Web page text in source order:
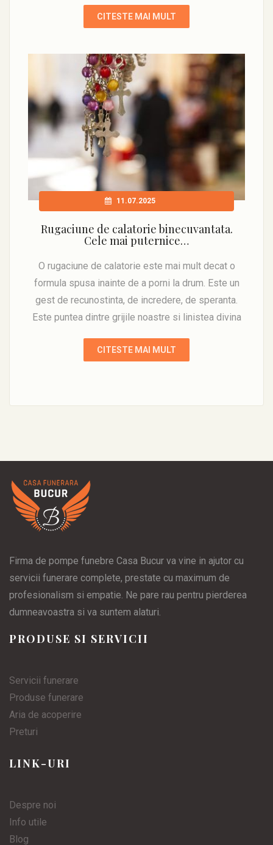
CITESTE MAI MULT
11.07.2025
Rugaciune de calatorie binecuvantata.
Cele mai puternice…
O rugaciune de calatorie este mai mult decat o
formula spusa inainte de a porni la drum. Este un
gest de recunostinta, de incredere, de speranta.
Este puntea dintre grijile noastre si linistea divina
CITESTE MAI MULT
Firma de pompe funebre Casa Bucur va vine in ajutor cu
servicii funerare complete, prestate cu maximum de
profesionalism si empatie. Ne pare rau pentru pierderea
dumneavoastra si va suntem alaturi.
PRODUSE SI SERVICII
Servicii funerare
Produse funerare
Aria de acoperire
Preturi
LINK-URI
Despre noi
Info utile
Blog